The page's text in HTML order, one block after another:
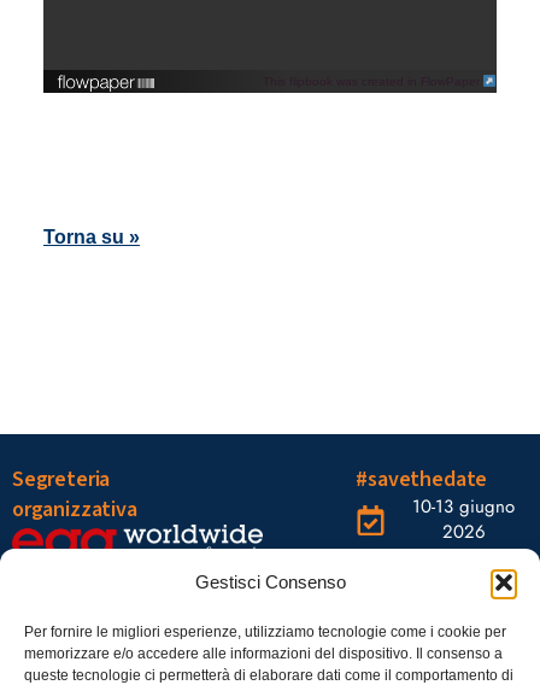
Gestisci Consenso
Per fornire le migliori esperienze, utilizziamo tecnologie come i cookie per
memorizzare e/o accedere alle informazioni del dispositivo. Il consenso a
queste tecnologie ci permetterà di elaborare dati come il comportamento di
Torna su »
Segreteria
organizzativa
Tel.: 06328121
infoaiic2026@ega.it
#savethedate
10-13 giugno
2026
OGR Torino
Castelfidardo,
22 10128
Torino